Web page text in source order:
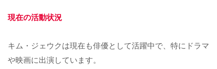
現在の活動状況
キム・ジェウクは現在も俳優として活躍中で、特にドラマ
や映画に出演しています。